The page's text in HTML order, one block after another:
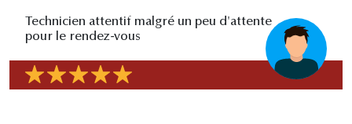
Technicien attentif malgré un peu d'attente
pour le rendez-vous